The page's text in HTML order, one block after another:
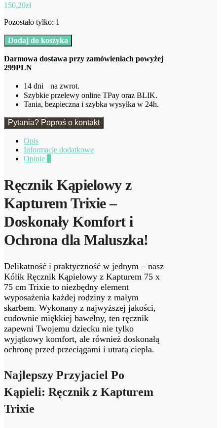
150,20zł
Pozostało tylko: 1
ilość
Kólik
Ręcznik
Kąpielowy
Kapturem
cm
Trixie
Dodaj do koszyka
Darmowa dostawa przy zamówieniach powyżej
299PLN
14 dni na zwrot.
Szybkie przelewy online TPay oraz BLIK.
Tania, bezpieczna i szybka wysyłka w 24h.
Pytania? Poproś o kontakt
Opis
Informacje dodatkowe
Opinie
Ręcznik Kąpielowy z
Kapturem Trixie –
Doskonały Komfort i
Ochrona dla Maluszka!
Delikatność i praktyczność w jednym – nasz
Kólik Ręcznik Kąpielowy z Kapturem 75 x
75 cm Trixie to niezbędny element
wyposażenia każdej rodziny z małym
skarbem. Wykonany z najwyższej jakości,
cudownie miękkiej bawełny, ten ręcznik
zapewni Twojemu dziecku nie tylko
wyjątkowy komfort, ale również doskonałą
ochronę przed przeciągami i utratą ciepła.
Najlepszy Przyjaciel Po
Kąpieli: Ręcznik z Kapturem
Trixie